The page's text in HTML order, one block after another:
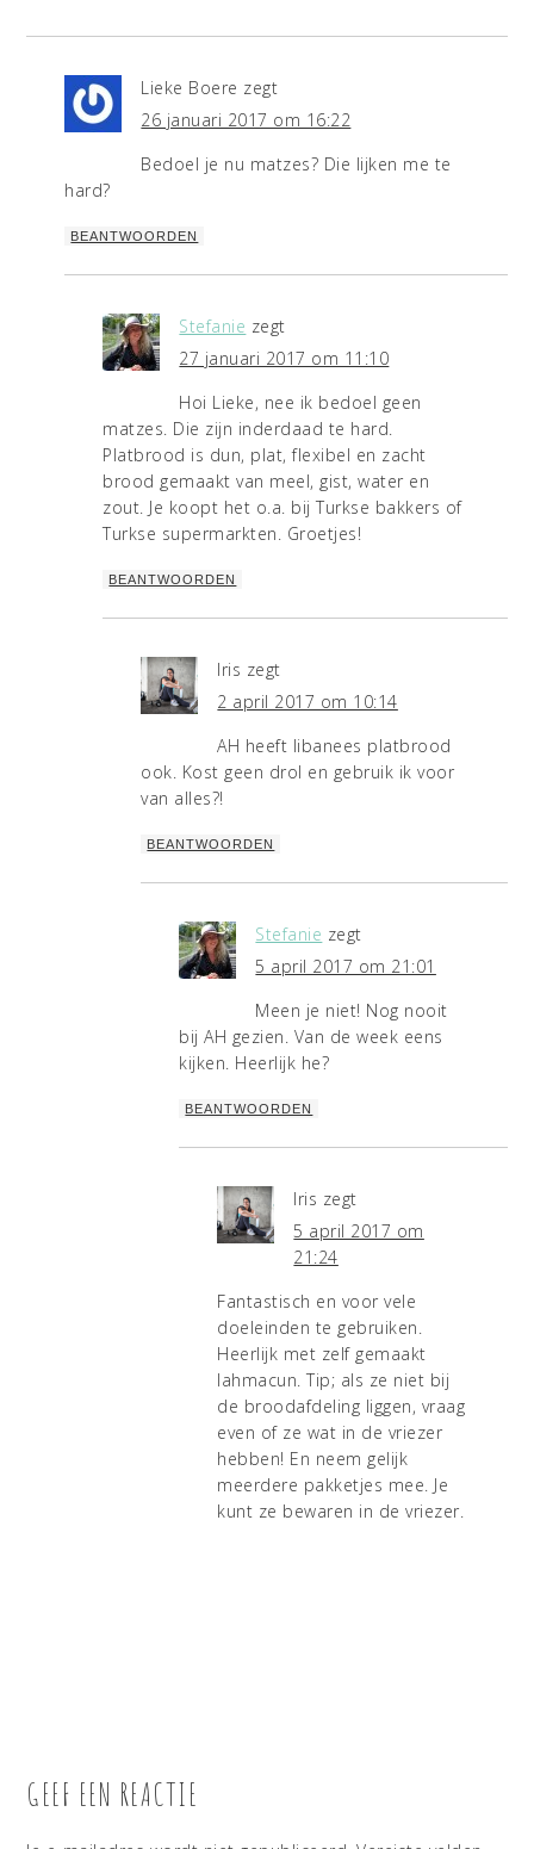
Lieke Boere zegt
26 januari 2017 om 16:22
Bedoel je nu matzes? Die lijken me te
hard?
BEANTWOORDEN
Stefanie zegt
27 januari 2017 om 11:10
Hoi Lieke, nee ik bedoel geen
matzes. Die zijn inderdaad te hard.
Platbrood is dun, plat, flexibel en zacht
brood gemaakt van meel, gist, water en
zout. Je koopt het o.a. bij Turkse bakkers of
Turkse supermarkten. Groetjes!
BEANTWOORDEN
Iris zegt
2 april 2017 om 10:14
AH heeft libanees platbrood
ook. Kost geen drol en gebruik ik voor
van alles?!
BEANTWOORDEN
Stefanie zegt
5 april 2017 om 21:01
Meen je niet! Nog nooit
bij AH gezien. Van de week eens
kijken. Heerlijk he?
BEANTWOORDEN
Iris zegt
5 april 2017 om
21:24
Fantastisch en voor vele
doeleinden te gebruiken.
Heerlijk met zelf gemaakt
lahmacun. Tip; als ze niet bij
de broodafdeling liggen, vraag
even of ze wat in de vriezer
hebben! En neem gelijk
meerdere pakketjes mee. Je
kunt ze bewaren in de vriezer.
GEEF EEN REACTIE